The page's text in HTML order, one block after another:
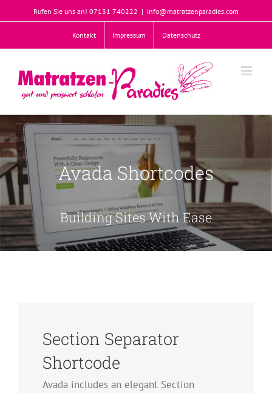
Rufen Sie uns an! 07131 740222 | info@matratzenparadies.com
Kontakt Impressum Datenschutz
Avada Shortcodes
Building Sites With Ease
Section Separator
Shortcode
Avada includes an elegant Section